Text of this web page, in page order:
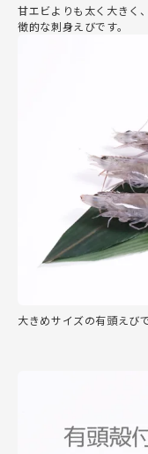
甘エビよりも太く大きく
徴的な刺身えびです。
大きめサイズの有頭えび